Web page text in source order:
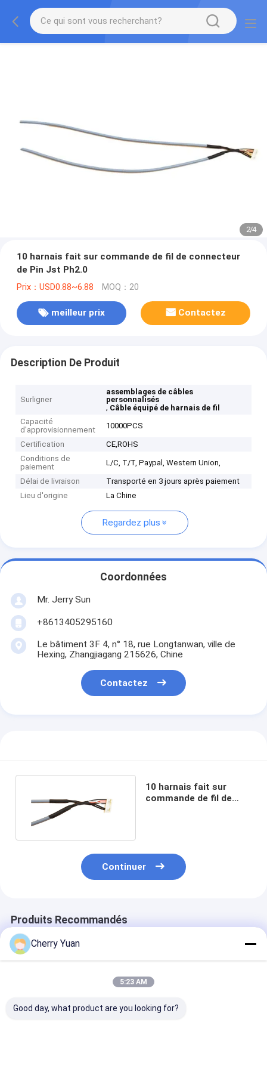
2/4
10 harnais fait sur commande de fil de connecteur
de Pin Jst Ph2.0
Prix：USD0.88~6.88 MOQ：20
meilleur prix Contactez
Description De Produit
Surligner
assemblages de câbles
personnalisés
, Câble équipé de harnais de fil
Capacité
d'approvisionnement
10000PCS
Certification
CE,ROHS
Conditions de
paiement
L/C, T/T, Paypal, Western Union,
Délai de livraison
Transporté en 3 jours après paiement
Lieu d'origine
La Chine
Regardez plus
Coordonnées
Mr. Jerry Sun
+8613405295160
Le bâtiment 3F 4, n° 18, rue Longtanwan, ville de
Hexing, Zhangjiagang 215626, Chine
Contactez
10 harnais fait sur
commande de fil de
Continuer
Produits Recommandés
Cherry Yuan
5:23 AM
Good day, what product are you looking for?